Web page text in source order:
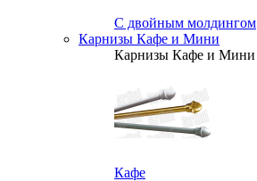
С двойным молдингом
Карнизы Кафе и Мини
Карнизы Кафе и Мини
Кафе